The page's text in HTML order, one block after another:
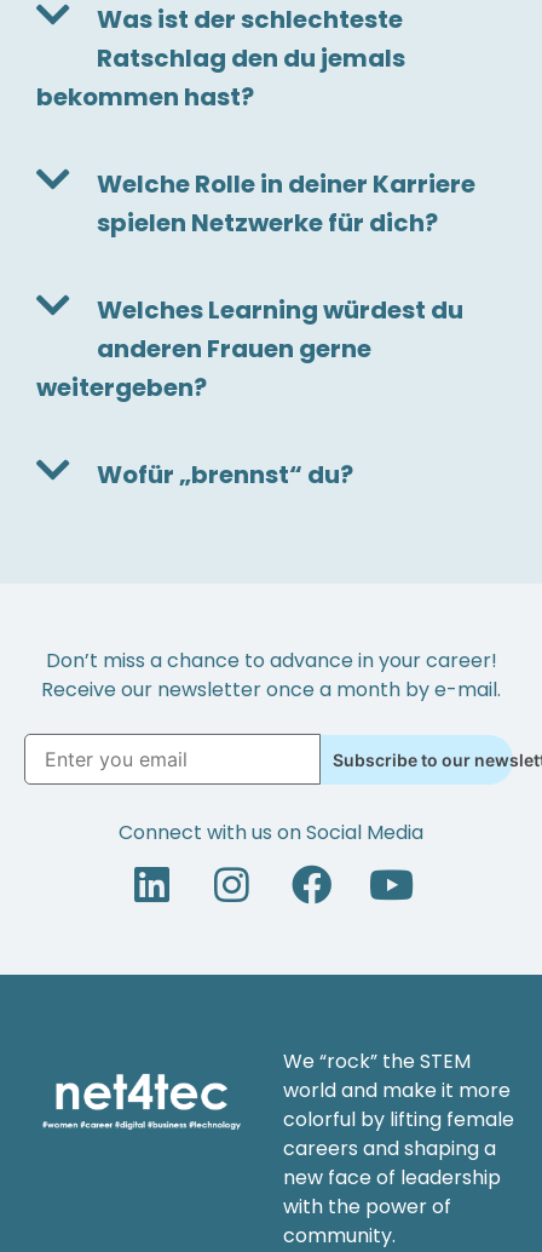
Was ist der schlechteste
Ratschlag den du jemals
bekommen hast?
Welche Rolle in deiner Karriere
spielen Netzwerke für dich?
Welches Learning würdest du
anderen Frauen gerne
weitergeben?
Wofür „brennst“ du?
Don’t miss a chance to advance in your career!
Receive our newsletter once a month by e-mail.
Subscribe to our
Connect with us on Social Media
We “rock” the STEM
world and make it more
colorful by lifting female
careers and shaping a
new face of leadership
with the power of
community.